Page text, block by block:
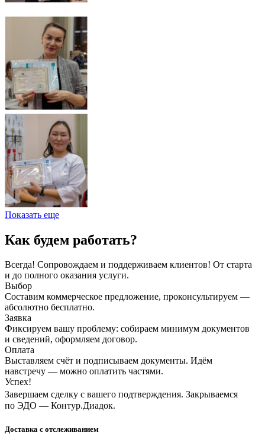
Показать еще
Как будем работать?
Всегда! Сопровождаем и поддерживаем клиентов! От старта
и до полного оказания услуги.
Выбор
Составим коммерческое предложение, проконсультируем —
абсолютно бесплатно.
Заявка
Фиксируем вашу проблему: собираем минимум документов
и сведений, оформляем договор.
Оплата
Выставляем счёт и подписываем документы. Идём
навстречу — можно оплатить частями.
Успех!
Завершаем сделку с вашего подтверждения. Закрываемся
по ЭДО — Контур.Диадок.
Доставка с отслеживанием